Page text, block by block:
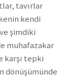
tavırlar
kendi
şimdiki
muhafazakar
karşı tepki
dönüşümünde